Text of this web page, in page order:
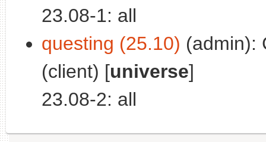
23.08-1: all
questing (25.10) (admin):
(client) [universe]
23.08-2: all